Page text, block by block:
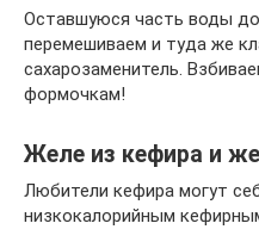
Оставшуюся часть воды
перемешиваем и туда же
сахарозаменитель.
формочкам!
Желе из кефира и
Любители кефира могут
низкокалорийным